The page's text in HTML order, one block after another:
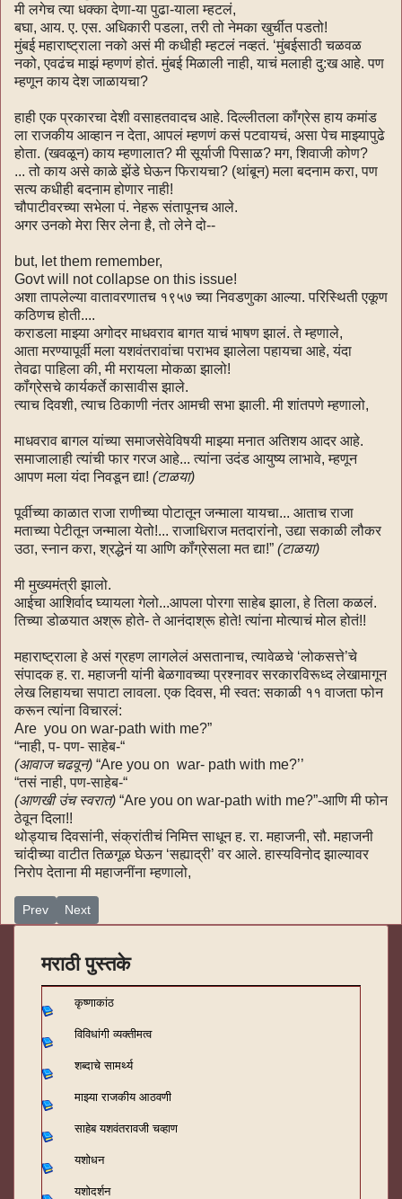
मी लगेच त्या धक्का देणा-या पुढा-याला म्हटलं,
बघा, आय. ए. एस. अधिकारी पडला, तरी तो नेमका खुर्चीत पडतो!
मुंबई महाराष्ट्राला नको असं मी कधीही म्हटलं नव्हतं. ‘मुंबईसाठी चळवळ
नको, एवढंच माझं म्हणणं होतं. मुंबई मिळाली नाही, याचं मलाही दु:ख आहे. पण
म्हणून काय देश जाळायचा?
हाही एक प्रकारचा देशी वसाहतवादच आहे. दिल्लीतला कॉंग्रेस हाय कमांड
ला राजकीय आव्हान न देता, आपलं म्हणणं कसं पटवायचं, असा पेच माझ्यापुढे
होता. (खवळून) काय म्हणालात? मी सूर्याजी पिसाळ? मग, शिवाजी कोण?
... तो काय असे काळे झेंडे घेऊन फिरायचा? (थांबून) मला बदनाम करा, पण
सत्य कधीही बदनाम होणार नाही!
चौपाटीवरच्या सभेला पं. नेहरू संतापूनच आले.
अगर उनको मेरा सिर लेना है, तो लेने दो--
but, let them remember,
Govt will not collapse on this issue!
अशा तापलेल्या वातावरणातच १९५७ च्या निवडणुका आल्या. परिस्थिती एकूण
कठिणच होती....
कराडला माझ्या अगोदर माधवराव बागत याचं भाषण झालं. ते म्हणाले,
आता मरण्यापूर्वी मला यशवंतरावांचा पराभव झालेला पहायचा आहे, यंदा
तेवढा पाहिला की, मी मरायला मोकळा झालो!
कॉंग्रेसचे कार्यकर्ते कासावीस झाले.
त्याच दिवशी, त्याच ठिकाणी नंतर आमची सभा झाली. मी शांतपणे म्हणालो,
माधवराव बागल यांच्या समाजसेवेविषयी माझ्या मनात अतिशय आदर आहे.
समाजालाही त्यांची फार गरज आहे... त्यांना उदंड आयुष्य लाभावे, म्हणून
आपण मला यंदा निवडून द्या! (टाळया)
पूर्वीच्या काळात राजा राणीच्या पोटातून जन्माला यायचा... आताच राजा
मताच्या पेटीतून जन्माला येतो!... राजाधिराज मतदारांनो, उद्या सकाळी लौकर
उठा, स्नान करा, श्रद्धेनं या आणि कॉंग्रेसला मत द्या!” (टाळया)
मी मुख्यमंत्री झालो.
आईचा आशिर्वाद घ्यायला गेलो...आपला पोरगा साहेब झाला, हे तिला कळलं.
तिच्या डोळयात अश्रू होते- ते आनंदाश्रू होते! त्यांना मोत्याचं मोल होतं!!
महाराष्ट्राला हे असं ग्रहण लागलेलं असतानाच, त्यावेळचे ‘लोकसत्ते’चे
संपादक ह. रा. महाजनी यांनी बेळगावच्या प्रश्नावर सरकारविरूध्द लेखामागून
लेख लिहायचा सपाटा लावला. एक दिवस, मी स्वत: सकाळी ११ वाजता फोन
करून त्यांना विचारलं:
Are you on war-path with me?”
“नाही, प- पण- साहेब-“
(आवाज चढवून) “Are you on war- path with me?’’
“तसं नाही, पण-साहेब-“
(आणखी उंच स्वरात) “Are you on war-path with me?”-आणि मी फोन
ठेवून दिला!!
थोड्याच दिवसांनी, संक्रांतीचं निमित्त साधून ह. रा. महाजनी, सौ. महाजनी
चांदीच्या वाटीत तिळगूळ घेऊन ‘सह्याद्री’ वर आले. हास्यविनोद झाल्यावर
निरोप देताना मी महाजनींना म्हणालो,
Previous article: साहेब यशवंतरावजी चव्हाण-२६
Prev Next article: साहेब यशवंतरावजी चव्हाण-२४
Next
मराठी पुस्तके
कृष्णाकांठ
विविधांगी व्यक्तीमत्व
शब्दाचे सामर्थ्य
माझ्या राजकीय आठवणी
साहेब यशवंतरावजी चव्हाण
यशोधन
यशोदर्शन